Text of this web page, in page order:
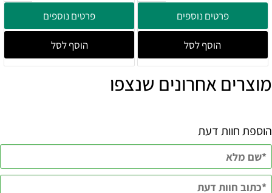
פרטים נוספים
הוסף לסל
פרטים נוספים
הוסף לסל
מוצרים אחרונים שנצפו
הוספת חוות דעת